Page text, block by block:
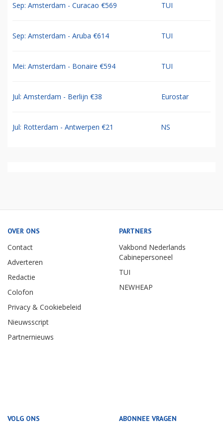
Sep: Amsterdam - Curacao €569 TUI
Sep: Amsterdam - Aruba €614 TUI
Mei: Amsterdam - Bonaire €594 TUI
Jul: Amsterdam - Berlijn €38 Eurostar
Jul: Rotterdam - Antwerpen €21 NS
OVER ONS
Contact
Adverteren
Redactie
Colofon
Privacy & Cookiebeleid
Nieuwsscript
Partnernieuws
PARTNERS
Vakbond Nederlands
Cabinepersoneel
TUI
NEWHEAP
VOLG ONS ABONNEE VRAGEN